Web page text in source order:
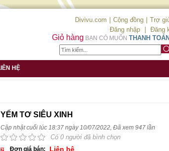
Divivu.com Cộng đồng
Trợ
Đăng nhập
Đăng
Giỏ hàng BẠN CÓ MUỐN THANH
HỆ
YẾM TƠ SIÊU XINH
Cập nhật cuối lúc 18:37 ngày 10/07/2022, Đã xem 947 lần
Có 0 người đã bình chọn
Đơn giá bán: Liên hệ